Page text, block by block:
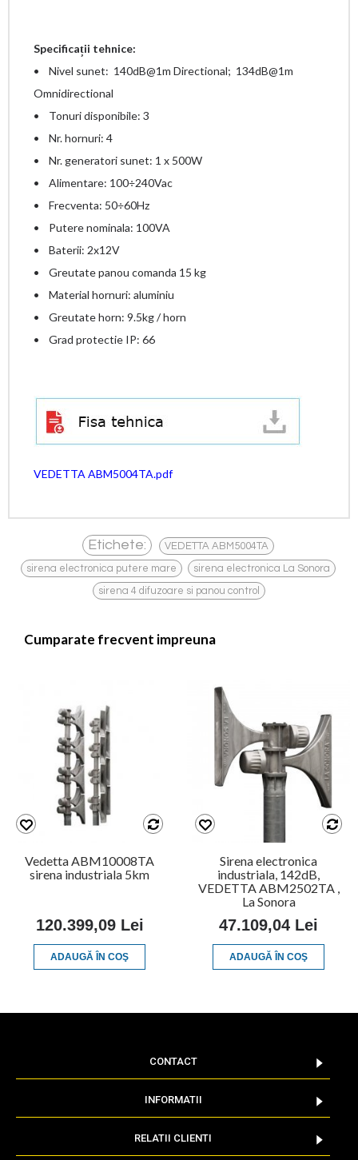
Specificații tehnice:
• Nivel sunet: 140dB@1m Directional; 134dB@1m
Omnidirectional
• Tonuri disponibile: 3
• Nr. hornuri: 4
• Nr. generatori sunet: 1 x 500W
• Alimentare: 100÷240Vac
• Frecventa: 50÷60Hz
• Putere nominala: 100VA
• Baterii: 2x12V
• Greutate panou comanda 15 kg
• Material hornuri: aluminiu
• Greutate horn: 9.5kg / horn
• Grad protectie IP: 66
VEDETTA ABM5004TA.pdf
Etichete: VEDETTA ABM5004TA ,
sirena electronica putere mare , sirena electronica La Sonora ,
sirena 4 difuzoare si panou control
Cumparate frecvent impreuna
Vedetta ABM10008TA
sirena industriala 5km
120.399,09 Lei
ADAUGĂ ÎN COŞ
Sirena electronica
industriala, 142dB,
VEDETTA ABM2502TA ,
La Sonora
47.109,04 Lei
ADAUGĂ ÎN COŞ
CONTACT
INFORMATII
RELATII CLIENTI